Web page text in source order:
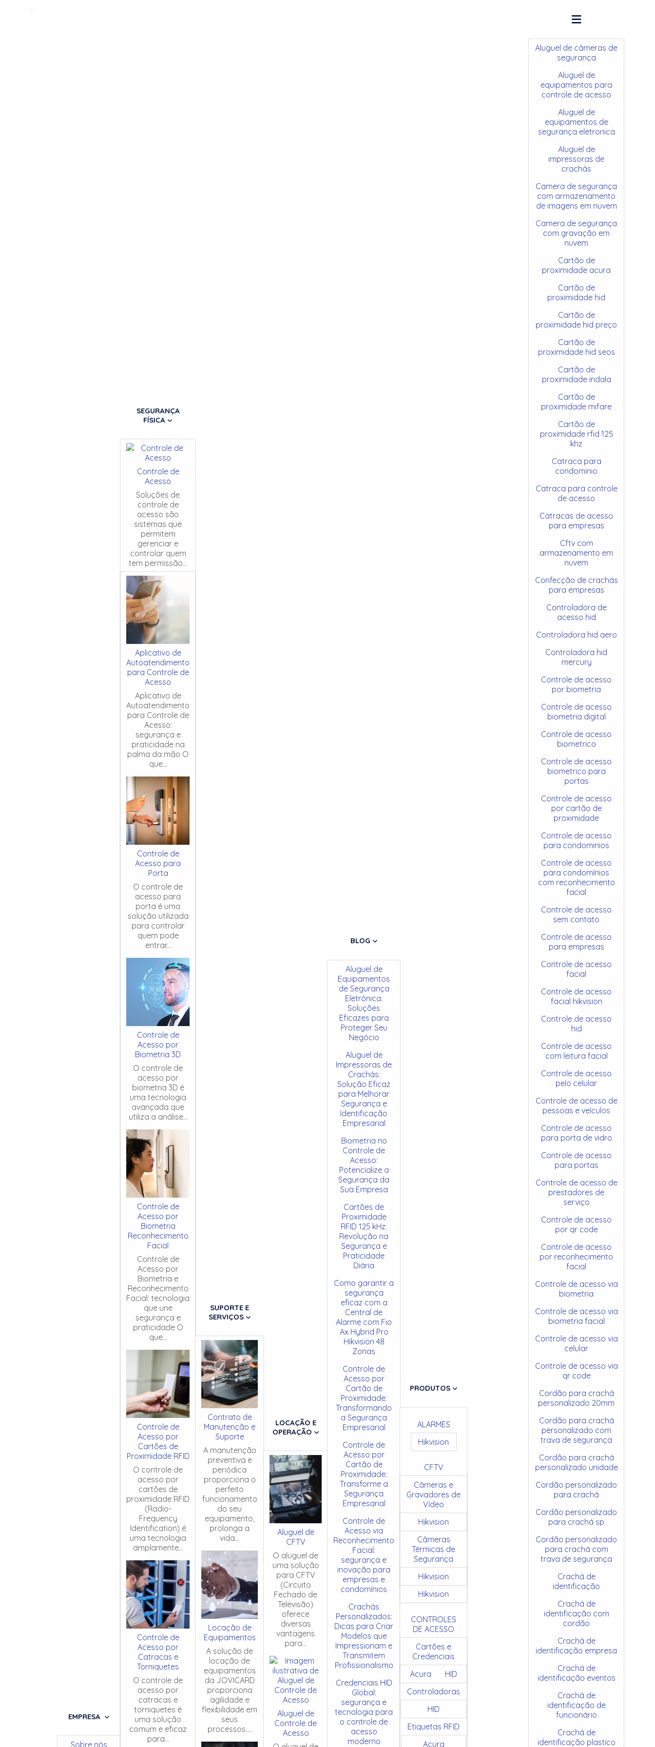
EMPRESA
Sobre nós
SEGURANÇA
FÍSICA
Controle de
Acesso
Soluções de
controle de
acesso são
sistemas que
permitem
gerenciar e
controlar quem
tem permissão...
Aplicativo de
Autoatendimento
para Controle de
Acesso
Aplicativo de
Autoatendimento
para Controle de
Acesso:
segurança e
praticidade na
palma da mão O
que...
Controle de
Acesso para
Porta
O controle de
acesso para
porta é uma
solução utilizada
para controlar
quem pode
entrar...
Controle de
Acesso por
Biometria 3D
O controle de
acesso por
biometria 3D é
uma tecnologia
avançada que
utiliza a análise...
Controle de
Acesso por
Biometria
Reconhecimento
Facial
Controle de
Acesso por
Biometria e
Reconhecimento
Facial: tecnologia
que une
segurança e
praticidade O
que...
Controle de
Acesso por
Cartões de
Proximidade RFID
O controle de
acesso por
cartões de
proximidade RFID
(Radio-
Frequency
Identification) é
uma tecnologia
amplamente...
Controle de
Acesso por
Catracas e
Torniquetes
O controle de
acesso por
catracas e
torniquetes é
uma solução
comum e eficaz
para...
SUPORTE E
SERVIÇOS
Contrato de
Manutenção e
Suporte
A manutenção
preventiva e
periódica
proporciona o
perfeito
funcionamento
do seu
equipamento,
prolonga a
vida...
Locação de
Equipamentos
A solução de
locação de
equipamentos
da JOVICARD
proporciona
agilidade e
flexibilidade em
seus
processos....
LOCAÇÃO E
OPERAÇÃO
Aluguel de
CFTV
O aluguel de
uma solução
para CFTV
(Circuito
Fechado de
Televisão)
oferece
diversas
vantagens
para...
Aluguel de
Controle de
Acesso
BLOG
Aluguel de
Equipamentos
de Segurança
Eletrônica:
Soluções
Eficazes para
Proteger Seu
Negócio
Aluguel de
Impressoras de
Crachás:
Solução Eficaz
para Melhorar
Segurança e
Identificação
Empresarial
Biometria no
Controle de
Acesso:
Potencialize a
Segurança da
Sua Empresa
Cartões de
Proximidade
RFID 125 kHz:
Revolução na
Segurança e
Praticidade
Diária
Como garantir a
segurança
eficaz com a
Central de
Alarme com Fio
Ax Hybrid Pro
Hikvision 48
Zonas
Controle de
Acesso por
Cartão de
Proximidade:
Transformando
a Segurança
Empresarial
Controle de
Acesso por
Cartão de
Proximidade:
Transforme a
Segurança
Empresarial
Controle de
Acesso via
Reconhecimento
Facial:
segurança e
inovação para
empresas e
condomínios
Crachás
Personalizados:
Dicas para Criar
Modelos que
Impressionam e
Transmitem
Profissionalismo
Credenciais HID
Global:
segurança e
tecnologia para
o controle de
acesso
moderno
PRODUTOS
ALARMES
Hikvision
CFTV
Câmeras e
Gravadores de
Vídeo
Hikvision
Câmeras
Térmicas de
Segurança
Hikvision
Hikvision
CONTROLES
DE ACESSO
Cartões e
Credenciais
Acura
HID
Controladoras
HID
Etiquetas RFID
Acura
Aluguel de câmeras de
segurança
Aluguel de
equipamentos para
controle de acesso
Aluguel de
equipamentos de
segurança eletronica
Aluguel de
impressoras de
crachás
Camera de segurança
com armazenamento
de imagens em nuvem
Camera de segurança
com gravação em
nuvem
Cartão de
proximidade acura
Cartão de
proximidade hid
Cartão de
proximidade hid preço
Cartão de
proximidade hid seos
Cartão de
proximidade indala
Cartão de
proximidade mifare
Cartão de
proximidade rfid 125
khz
Catraca para
condominio
Catraca para controle
de acesso
Catracas de acesso
para empresas
Cftv com
armazenamento em
nuvem
Confecção de crachás
para empresas
Controladora de
acesso hid
Controladora hid aero
Controladora hid
mercury
Controle de acesso
por biometria
Controle de acesso
biometria digital
Controle de acesso
biometrico
Controle de acesso
biometrico para
portas
Controle de acesso
por cartão de
proximidade
Controle de acesso
para condominios
Controle de acesso
para condomínios
com reconhecimento
facial
Controle de acesso
sem contato
Controle de acesso
para empresas
Controle de acesso
facial
Controle de acesso
facial hikvision
Controle de acesso
hid
Controle de acesso
com leitura facial
Controle de acesso
pelo celular
Controle de acesso de
pessoas e veículos
Controle de acesso
para porta de vidro
Controle de acesso
para portas
Controle de acesso de
prestadores de
serviço
Controle de acesso
por qr code
Controle de acesso
por reconhecimento
facial
Controle de acesso via
biometria
Controle de acesso via
biometria facial
Controle de acesso via
celular
Controle de acesso via
qr code
Cordão para crachá
personalizado 20mm
Cordão para crachá
personalizado com
trava de segurança
Cordão para crachá
personalizado unidade
Cordão personalizado
para crachá
Cordão personalizado
para crachá sp
Cordão personalizado
para crachá com
trava de segurança
Crachá de
identificação
Crachá de
identificação com
cordão
Crachá de
identificação empresa
Crachá de
identificação eventos
Crachá de
identificação de
funcionário
Crachá de
identificação plastico